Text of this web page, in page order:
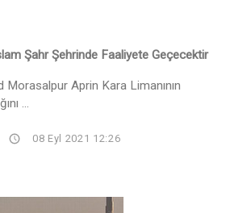
Şahr Şehrinde Faaliyete Geçecektir
Aprin Kara Limanının
...
08 Eyl 2021 12:26